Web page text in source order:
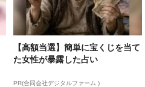
【高額当選】簡単に宝くじを当て
た女性が暴露した占い
PR(合同会社デジタルファーム )